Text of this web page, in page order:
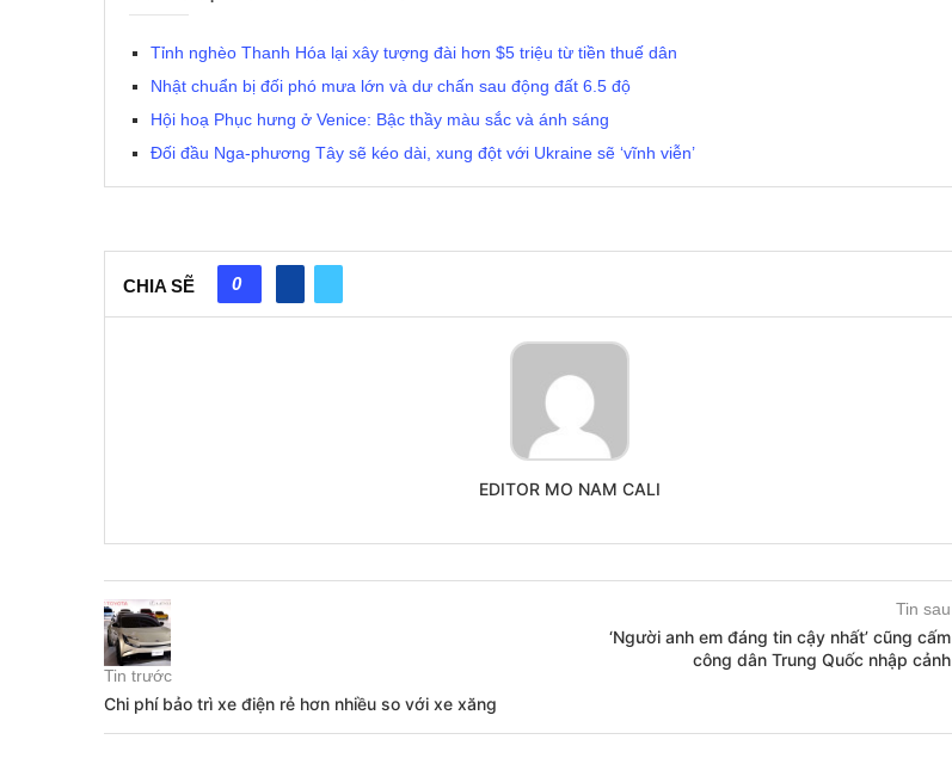
Tỉnh nghèo Thanh Hóa lại xây tượng đài hơn $5 triệu từ tiền thuế dân
Nhật chuẩn bị đối phó mưa lớn và dư chấn sau động đất 6.5 độ
Hội hoạ Phục hưng ở Venice: Bậc thầy màu sắc và ánh sáng
Đối đầu Nga-phương Tây sẽ kéo dài, xung đột với Ukraine sẽ ‘vĩnh viễn’
CHIA SẼ 0
EDITOR MO NAM CALI
Tin trước
Chi phí bảo trì xe điện rẻ hơn nhiều so với xe xăng
Tin sau
‘Người anh em đáng tin cậy nhất’ cũng cấm
công dân Trung Quốc nhập cảnh